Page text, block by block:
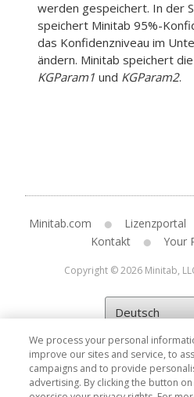
werden gespeichert. In der
speichert Minitab 95%-
das Konfidenzniveau im
ändern. Minitab speichert
KGParam1 und KGParam2.
Minitab.com Lizenzportal
Kontakt
Your
Copyright © 2026 Minitab,
We process your personal
improve our sites and service, to
campaigns and to provide
advertising. By clicking the button